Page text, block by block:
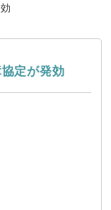
定が発効